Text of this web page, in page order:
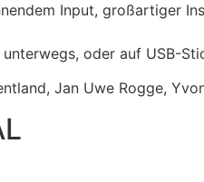
Input, großartiger
oder auf USB-
Jan Uwe Rogge,